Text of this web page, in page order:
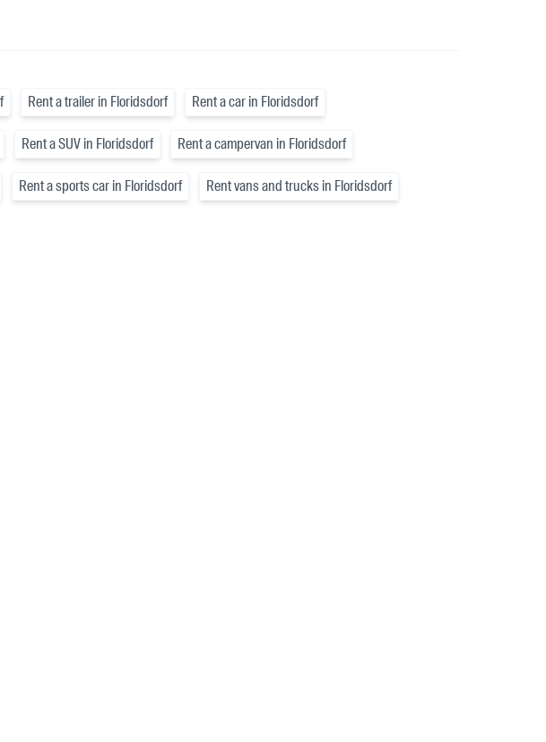
Rent a trailer in Floridsdorf Rent a car in Floridsdorf
Rent a SUV in Floridsdorf Rent a campervan in Floridsdorf
Rent a sports car in Floridsdorf Rent vans and trucks in Floridsdorf